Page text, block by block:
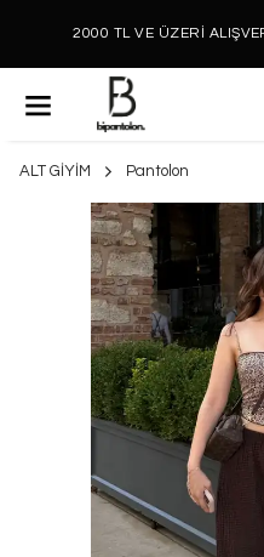
2000 TL VE ÜZERİ
ALT GİYİM Pantolon